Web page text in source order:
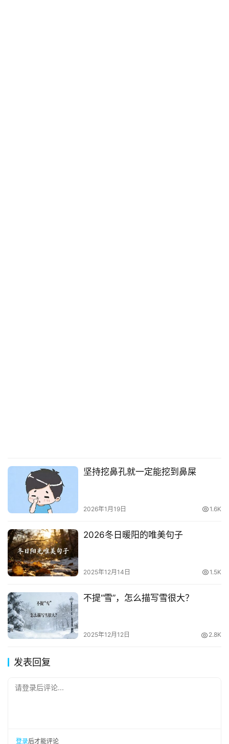
坚持挖鼻孔就一定能挖到鼻屎
2026年1月19日 1.6K
2026冬日暖阳的唯美句子
2025年12月14日 1.5K
不提“雪”，怎么描写雪很大？
2025年12月12日 2.8K
发表回复
请登录后评论...
登录后才能评论